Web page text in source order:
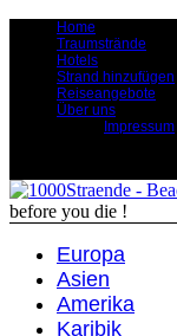
Home
Traumstrände
Hotels
Strand hinzufügen
Reiseangebote
Über uns
Impressum
before you die !
Europa
Asien
Amerika
Karibik